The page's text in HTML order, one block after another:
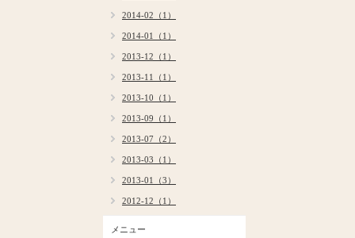
2014-02（1）
2014-01（1）
2013-12（1）
2013-11（1）
2013-10（1）
2013-09（1）
2013-07（2）
2013-03（1）
2013-01（3）
2012-12（1）
メニュー